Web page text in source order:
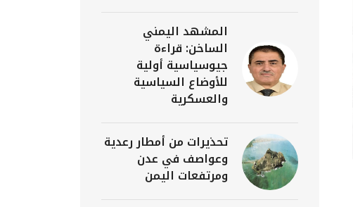
المشهد اليمني
الساخن: قراءة
جيوسياسية أولية
للأوضاع السياسية
والعسكرية
تحذيرات من أمطار رعدية
وعواصف في عدن
ومرتفعات اليمن